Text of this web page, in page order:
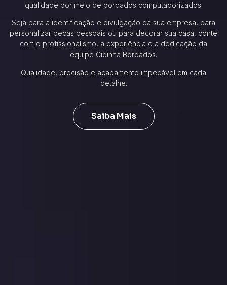
qualidade por meio de bordados computadorizados.
Seja para a identificação e divulgação da sua empresa, para
personalizar peças pessoais ou para decorar sua casa, conte
com o profissionalismo, a experiência e a dedicação da
equipe Cidinha Bordados.
Qualidade, precisão e acabamento impecável em cada
detalhe.
Saiba Mais